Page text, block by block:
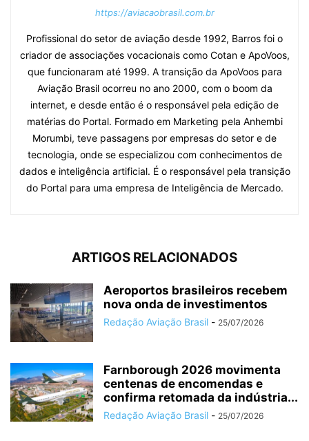
https://aviacaobrasil.com.br
Profissional do setor de aviação desde 1992, Barros foi o
criador de associações vocacionais como Cotan e ApoVoos,
que funcionaram até 1999. A transição da ApoVoos para
Aviação Brasil ocorreu no ano 2000, com o boom da
internet, e desde então é o responsável pela edição de
matérias do Portal. Formado em Marketing pela Anhembi
Morumbi, teve passagens por empresas do setor e de
tecnologia, onde se especializou com conhecimentos de
dados e inteligência artificial. É o responsável pela transição
do Portal para uma empresa de Inteligência de Mercado.
ARTIGOS RELACIONADOS
Aeroportos brasileiros recebem
nova onda de investimentos
Redação Aviação Brasil - 25/07/2026
Farnborough 2026 movimenta
centenas de encomendas e
confirma retomada da indústria...
Redação Aviação Brasil - 25/07/2026